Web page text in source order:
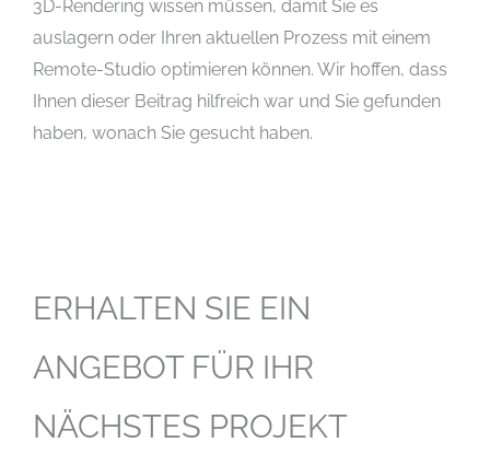
3D-Rendering wissen müssen, damit Sie es
auslagern oder Ihren aktuellen Prozess mit einem
Remote-Studio optimieren können. Wir hoffen, dass
Ihnen dieser Beitrag hilfreich war und Sie gefunden
haben, wonach Sie gesucht haben.
ERHALTEN SIE EIN
ANGEBOT FÜR IHR
NÄCHSTES PROJEKT